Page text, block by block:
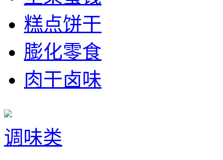
糕点饼干
膨化零食
肉干卤味
调味类